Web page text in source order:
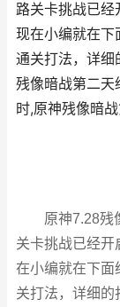
路关卡挑战已经
现在小编就在下
通关打法，详细
残像暗战第二天
时,原神残像暗
原神7.28残
关卡挑战已经开
在小编就在下面
关打法，详细的